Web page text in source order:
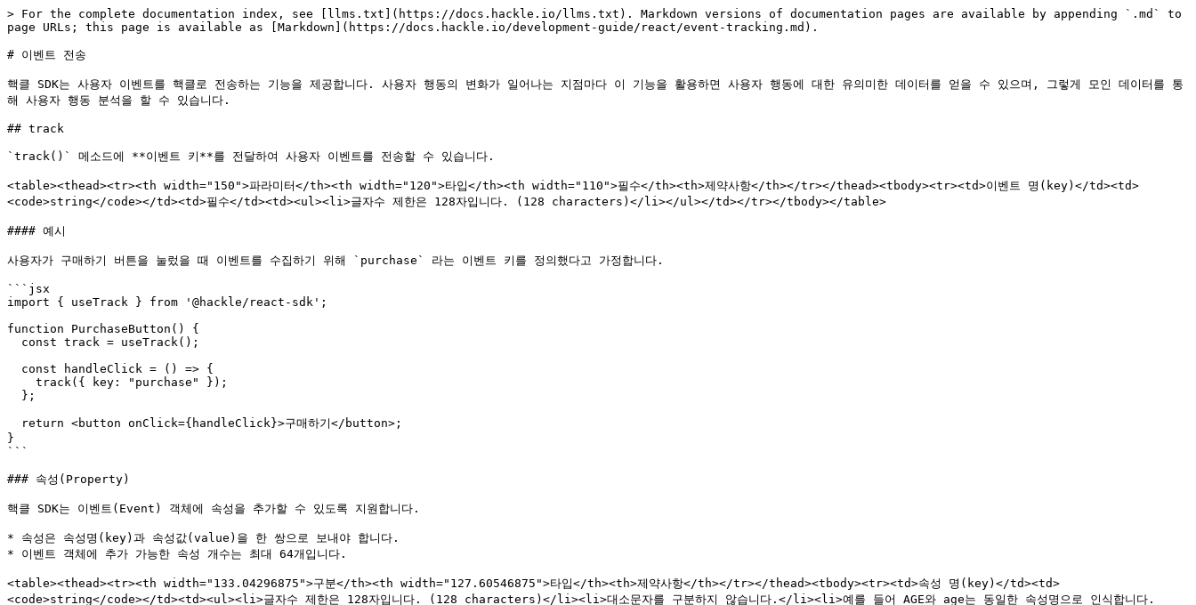
> For the complete documentation index, see [llms.txt](https://docs.hackle.io/llms.txt). Markdown versions of documentation pages are available by appending `.md` to
page URLs; this page is available as [Markdown](https://docs.hackle.io/development-guide/react/event-tracking.md).
# 이벤트 전송
핵클 SDK는 사용자 이벤트를 핵클로 전송하는 기능을 제공합니다. 사용자 행동의 변화가 일어나는 지점마다 이 기능을 활용하면 사용자 행동에 대한 유의미한 데이터를 얻을 수 있으며, 그렇게 모인 데이터를 통
해 사용자 행동 분석을 할 수 있습니다.
## track
`track()` 메소드에 **이벤트 키**를 전달하여 사용자 이벤트를 전송할 수 있습니다.
<table><thead><tr><th width="150">파라미터</th><th width="120">타입</th><th width="110">필수</th><th>제약사항</th></tr></thead><tbody><tr><td>이벤트 명(key)</td><td>
<code>string</code></td><td>필수</td><td><ul><li>글자수 제한은 128자입니다. (128 characters)</li></ul></td></tr></tbody></table>
#### 예시
사용자가 구매하기 버튼을 눌렀을 때 이벤트를 수집하기 위해 `purchase` 라는 이벤트 키를 정의했다고 가정합니다.
```jsx
import { useTrack } from '@hackle/react-sdk';
function PurchaseButton() {
}
```
### 속성(Property)
핵클 SDK는 이벤트(Event) 객체에 속성을 추가할 수 있도록 지원합니다.
* 속성은 속성명(key)과 속성값(value)을 한 쌍으로 보내야 합니다.
* 이벤트 객체에 추가 가능한 속성 개수는 최대 64개입니다.
<table><thead><tr><th width="133.04296875">구분</th><th width="127.60546875">타입</th><th>제약사항</th></tr></thead><tbody><tr><td>속성 명(key)</td><td>
<code>string</code></td><td><ul><li>글자수 제한은 128자입니다. (128 characters)</li><li>대소문자를 구분하지 않습니다.</li><li>예를 들어 AGE와 age는 동일한 속성명으로 인식합니다.